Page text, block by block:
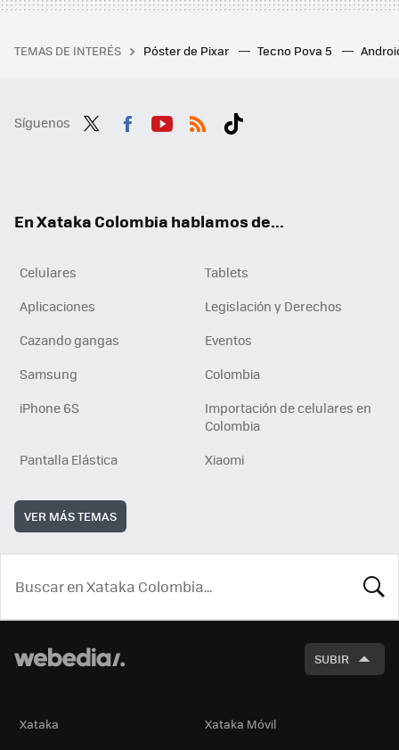
TEMAS DE INTERÉS Póster de Pixar Tecno Pova 5
Síguenos
En Xataka Colombia hablamos de...
Celulares
Tablets
Aplicaciones
Legislación y Derechos
Cazando gangas
Eventos
Samsung
Colombia
iPhone 6S
Importación de celulares en
Colombia
Pantalla Elástica
Xiaomi
VER MÁS TEMAS
SUBIR
Xataka
Xataka Móvil